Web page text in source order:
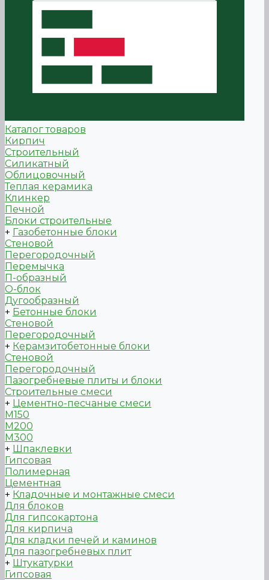
Каталог товаров
Кирпич
Строительный
Силикатный
Облицовочный
Теплая керамика
Клинкер
Печной
Блоки строительные
+ Газобетонные блоки
Стеновой
Перегородочный
Перемычка
П-образный
О-блок
Дугообразный
+ Бетонные блоки
Стеновой
Перегородочный
+ Керамзитобетонные блоки
Стеновой
Перегородочный
Пазогребневые плиты и блоки
Строительные смеси
+ Цементно-песчаные смеси
М150
М200
М300
+ Шпаклевки
Гипсовая
Полимерная
Цементная
+ Кладочные и монтажные смеси
Для блоков
Для гипсокартона
Для кирпича
Для кладки печей и каминов
Для пазогребневых плит
+ Штукатурки
Гипсовая